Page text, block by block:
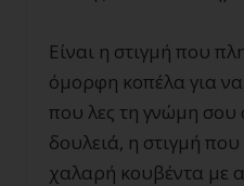
Είναι η στιγμή που
όμορφη κοπέλα για να
που λες τη γνώμη σου
δουλειά, η στιγμή που
χαλαρή κουβέντα με